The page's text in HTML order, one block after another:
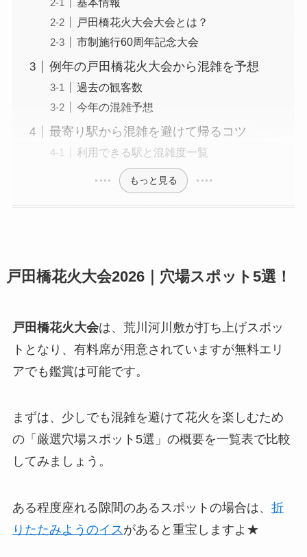
戸田橋花火大会大会とは？
市制施行60周年記念大会
例年の戸田橋花火大会から混雑を予想
過去の観客数
今年の混雑予想
最寄り駅から混雑を避けて帰るコツ
利用できる駅と混雑度一覧
もっと見る
戸田橋花火大会2026｜穴場スポット5選！
戸田橋花火大会は、荒川河川敷が打ち上げスポッ
トとなり、有料席が用意されていますが無料エリ
アでも鑑賞は可能です。
まずは、少しでも混雑を避けて花火を楽しむため
の「厳選穴場スポット5選」の概要を一覧表で比較
してみましょう。
ある程度座れる隙間のあるスポットの場合は、 折
りたたみようのイスがあると重宝しますよ★